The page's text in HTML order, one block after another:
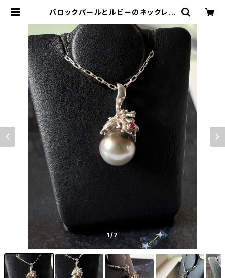
バロックパールとルビーのネックレス
1/7